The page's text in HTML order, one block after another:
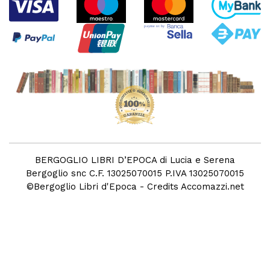
BERGOGLIO LIBRI D’EPOCA di Lucia e Serena
Bergoglio snc C.F. 13025070015 P.IVA 13025070015
©Bergoglio Libri d'Epoca - Credits Accomazzi.net